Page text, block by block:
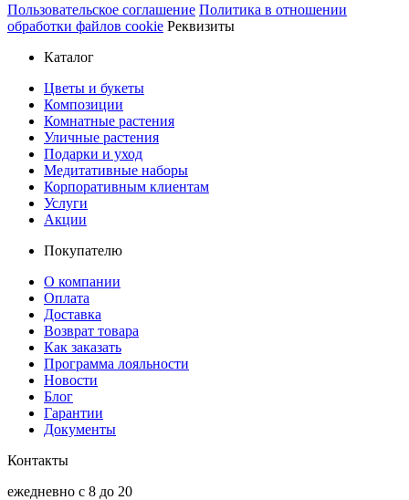
Пользовательское соглашение Политика в отношении
обработки файлов cookie Реквизиты
Каталог
Цветы и букеты
Композиции
Комнатные растения
Уличные растения
Подарки и уход
Медитативные наборы
Корпоративным клиентам
Услуги
Акции
Покупателю
О компании
Оплата
Доставка
Возврат товара
Как заказать
Программа лояльности
Новости
Блог
Гарантии
Документы
Контакты
ежедневно с 8 до 20